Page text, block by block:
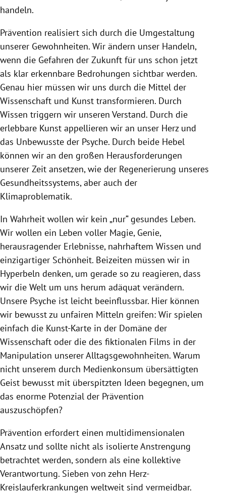
handeln.
Prävention realisiert sich durch die Umgestaltung
unserer Gewohnheiten. Wir ändern unser Handeln,
wenn die Gefahren der Zukunft für uns schon jetzt
als klar erkennbare Bedrohungen sichtbar werden.
Genau hier müssen wir uns durch die Mittel der
Wissenschaft und Kunst transformieren. Durch
Wissen triggern wir unseren Verstand. Durch die
erlebbare Kunst appellieren wir an unser Herz und
das Unbewusste der Psyche. Durch beide Hebel
können wir an den großen Herausforderungen
unserer Zeit ansetzen, wie der Regenerierung unseres
Gesundheitssystems, aber auch der
Klimaproblematik.
In Wahrheit wollen wir kein „nur“ gesundes Leben.
Wir wollen ein Leben voller Magie, Genie,
herausragender Erlebnisse, nahrhaftem Wissen und
einzigartiger Schönheit. Beizeiten müssen wir in
Hyperbeln denken, um gerade so zu reagieren, dass
wir die Welt um uns herum adäquat verändern.
Unsere Psyche ist leicht beeinflussbar. Hier können
wir bewusst zu unfairen Mitteln greifen: Wir spielen
einfach die Kunst-Karte in der Domäne der
Wissenschaft oder die des fiktionalen Films in der
Manipulation unserer Alltagsgewohnheiten. Warum
nicht unserem durch Medienkonsum übersättigten
Geist bewusst mit überspitzten Ideen begegnen, um
das enorme Potenzial der Prävention
auszuschöpfen?
Prävention erfordert einen multidimensionalen
Ansatz und sollte nicht als isolierte Anstrengung
betrachtet werden, sondern als eine kollektive
Verantwortung. Sieben von zehn Herz-
Kreislauferkrankungen weltweit sind vermeidbar.